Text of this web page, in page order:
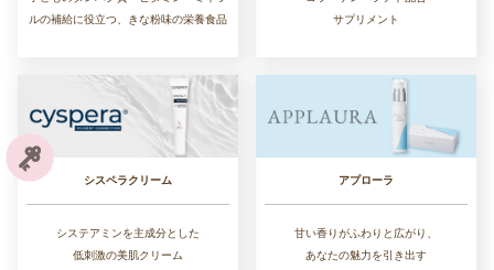
ルの補給に役立つ、きな粉味の栄養食品
サプリメント
シスペラクリーム
システアミンを主成分とした
低刺激の美肌クリーム
アプローラ
甘い香りがふわりと広がり、
あなたの魅力を引き出す